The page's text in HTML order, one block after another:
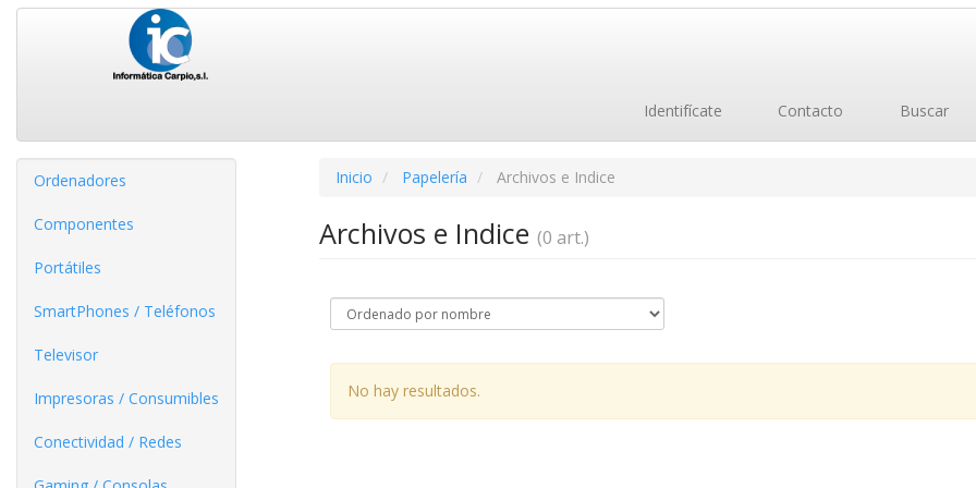
Identifícate Contacto Buscar
Ordenadores
Componentes
Portátiles
SmartPhones / Teléfonos
Televisor
Impresoras / Consumibles
Conectividad / Redes
Inicio Papelería Archivos e Indice
Archivos e Indice (0 art.)
No hay resultados.